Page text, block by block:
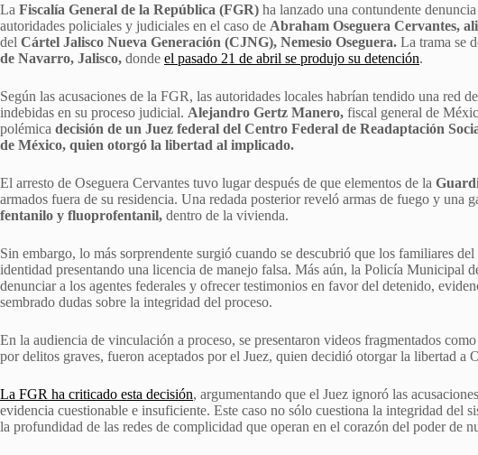
La Fiscalía General de la República (FGR) ha lanzado una contundente
autoridades policiales y judiciales en el caso de Abraham Oseguera Cervantes,
del Cártel Jalisco Nueva Generación (CJNG), Nemesio Oseguera. La trama se
de Navarro, Jalisco, donde el pasado 21 de abril se produjo su detención.
Según las acusaciones de la FGR, las autoridades locales habrían tendido una red
indebidas en su proceso judicial. Alejandro Gertz Manero, fiscal general de
polémica decisión de un Juez federal del Centro Federal de Readaptación
de México, quien otorgó la libertad al implicado.
El arresto de Oseguera Cervantes tuvo lugar después de que elementos de la
armados fuera de su residencia. Una redada posterior reveló armas de fuego y una
fentanilo y fluoprofentanil, dentro de la vivienda.
Sin embargo, lo más sorprendente surgió cuando se descubrió que los familiares
identidad presentando una licencia de manejo falsa. Más aún, la Policía Municipal
denunciar a los agentes federales y ofrecer testimonios en favor del detenido,
sembrado dudas sobre la integridad del proceso.
En la audiencia de vinculación a proceso, se presentaron videos fragmentados
por delitos graves, fueron aceptados por el Juez, quien decidió otorgar la libertad a
La FGR ha criticado esta decisión, argumentando que el Juez ignoró las
evidencia cuestionable e insuficiente. Este caso no sólo cuestiona la integridad del
la profundidad de las redes de complicidad que operan en el corazón del poder de